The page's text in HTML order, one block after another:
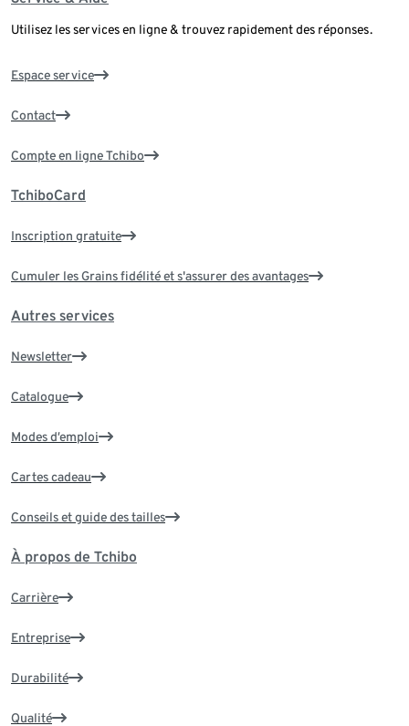
Utilisez les services en ligne & trouvez rapidement des réponses.
Espace service
Contact
Compte en ligne Tchibo
TchiboCard
Inscription gratuite
Cumuler les Grains fidélité et s'assurer des avantages
Autres services
Newsletter
Catalogue
Modes d’emploi
Cartes cadeau
Conseils et guide des tailles
À propos de Tchibo
Carrière
Entreprise
Durabilité
Qualité